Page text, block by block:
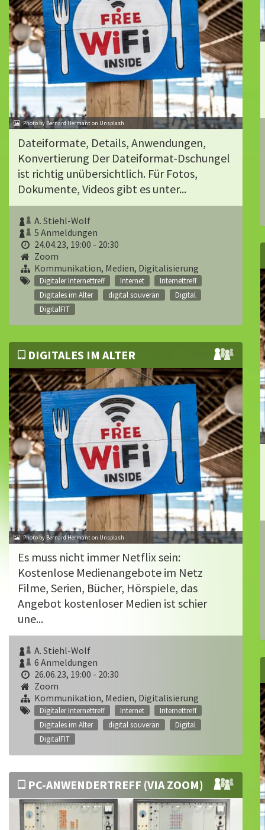
Photo by Bernard Hermant on Unsplash
Dateiformate, Details, Anwendungen,
Konvertierung Der Dateiformat-Dschungel
ist richtig unübersichtlich. Für Fotos,
Dokumente, Videos gibt es unter...
A. Stiehl-Wolf
5 Anmeldungen
24.04.23, 19:00 - 20:30
Zoom
Kommunikation, Medien, Digitalisierung
Digitaler Internettreff Internet
Internettreff
Digitales im Alter
digital souverän
Digital
DigitalFIT
DIGITALES IM ALTER
Photo by Bernard Hermant on Unsplash
Es muss nicht immer Netflix sein:
Kostenlose Medienangebote im Netz
Filme, Serien, Bücher, Hörspiele, das
Angebot kostenloser Medien ist schier
une...
A. Stiehl-Wolf
6 Anmeldungen
26.06.23, 19:00 - 20:30
Zoom
Kommunikation, Medien, Digitalisierung
Digitaler Internettreff Internet
Internettreff
Digitales im Alter
digital souverän
Digital
DigitalFIT
PC-ANWENDERTREFF (VIA ZOOM)